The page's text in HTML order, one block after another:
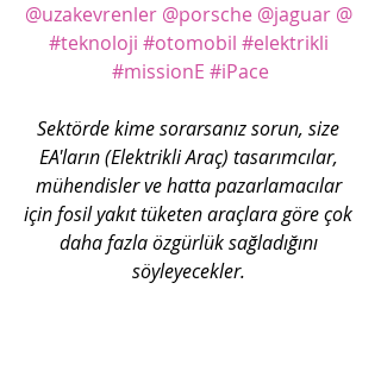
@uzakevrenler @porsche @jaguar @
#teknoloji #otomobil #elektrikli
#missionE #iPace
Sektörde kime sorarsanız sorun, size
EA'ların (Elektrikli Araç) tasarımcılar,
mühendisler ve hatta pazarlamacılar
için fosil yakıt tüketen araçlara göre çok
daha fazla özgürlük sağladığını
söyleyecekler.